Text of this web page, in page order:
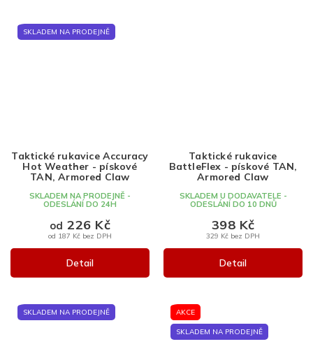
SKLADEM NA PRODEJNĚ
Taktické rukavice Accuracy
Hot Weather - pískové
TAN, Armored Claw
SKLADEM NA PRODEJNĚ -
ODESLÁNÍ DO 24H
od 187 Kč bez DPH
od 226 Kč
Detail
Taktické rukavice
BattleFlex - pískové TAN,
Armored Claw
SKLADEM U DODAVATELE -
ODESLÁNÍ DO 10 DNŮ
329 Kč bez DPH
398 Kč
Detail
SKLADEM NA PRODEJNĚ AKCE
SKLADEM NA PRODEJNĚ